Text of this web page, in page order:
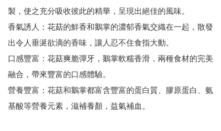
製，使之充分吸收彼此的精華，呈現出絕佳的風味。
香氣誘人：花菇的鮮香和鵝掌的濃郁香氣交織在一起，散發
出令人垂涎欲滴的香味，讓人忍不住食指大動。
口感豐富：花菇爽脆彈牙，鵝掌軟糯香滑，兩種食材的完美
融合，帶來豐富的口感體驗。
營養豐富：花菇和鵝掌都富含豐富的蛋白質、膠原蛋白、氨
基酸等營養元素，滋補養顏，益氣補血。